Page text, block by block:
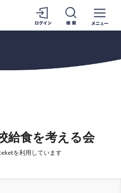
給食を考える会
を利用しています